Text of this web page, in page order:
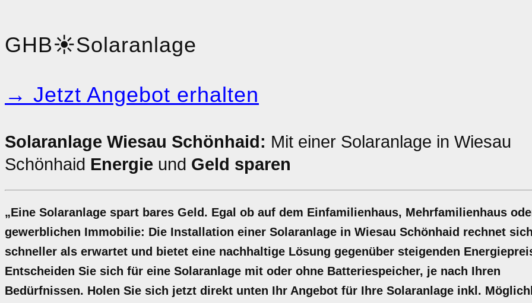
GHB☀️Solaranlage
→ Jetzt Angebot erhalten
Solaranlage Wiesau Schönhaid: Mit einer Solaranlage in Wiesau
Schönhaid Energie und Geld sparen
„Eine Solaranlage spart bares Geld. Egal ob auf dem Einfamilienhaus, Mehrfamilienhaus
gewerblichen Immobilie: Die Installation einer Solaranlage in Wiesau Schönhaid rechnet
schneller als erwartet und bietet eine nachhaltige Lösung gegenüber steigenden
Entscheiden Sie sich für eine Solaranlage mit oder ohne Batteriespeicher, je nach Ihren
Bedürfnissen. Holen Sie sich jetzt direkt unten Ihr Angebot für Ihre Solaranlage inkl.